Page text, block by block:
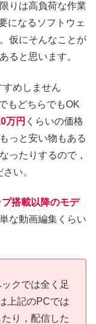
りは高負荷な作業
になるソフトウェ
仮にそんなことが
ると思います。
めしません
もどちらでもOK
万円 くらいの価格
っと安い物もある
ったりするので，
い。
搭載以降のモデ
な動画編集くらい
クでは全く足
上記のPCでは
り，配信した